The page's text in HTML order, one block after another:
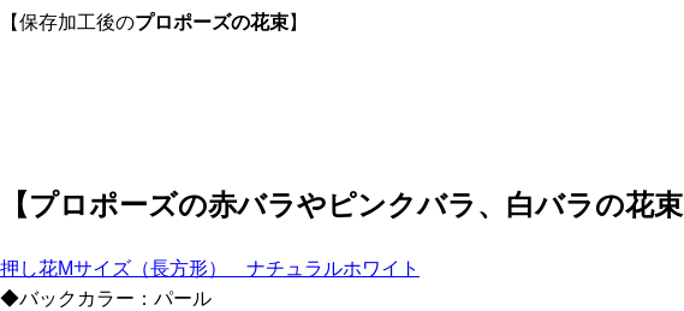
【保存加工後のプロポーズの花束】
【プロポーズの赤バラやピンクバラ、白バラの花束
押し花Mサイズ（長方形） ナチュラルホワイト
◆バックカラー：パール